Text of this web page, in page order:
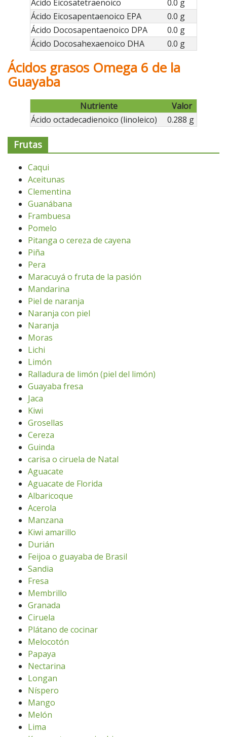
Ácido Eicosatetraenoico
0.0 g
Ácido Eicosapentaenoico EPA
0.0 g
Ácido Docosapentaenoico DPA
0.0 g
Ácido Docosahexaenoico DHA
0.0 g
Ácidos grasos Omega 6 de la
Guayaba
Nutriente
Valor
Ácido octadecadienoico (linoleico)
0.288 g
Frutas
Caqui
Aceitunas
Clementina
Guanábana
Frambuesa
Pomelo
Pitanga o cereza de cayena
Piña
Pera
Maracuyá o fruta de la pasión
Mandarina
Piel de naranja
Naranja con piel
Naranja
Moras
Lichi
Limón
Ralladura de limón (piel del limón)
Guayaba fresa
Jaca
Kiwi
Grosellas
Cereza
Guinda
carisa o ciruela de Natal
Aguacate
Aguacate de Florida
Albaricoque
Acerola
Manzana
Kiwi amarillo
Durián
Feijoa o guayaba de Brasil
Sandia
Fresa
Membrillo
Granada
Ciruela
Plátano de cocinar
Melocotón
Papaya
Nectarina
Longan
Níspero
Mango
Melón
Lima